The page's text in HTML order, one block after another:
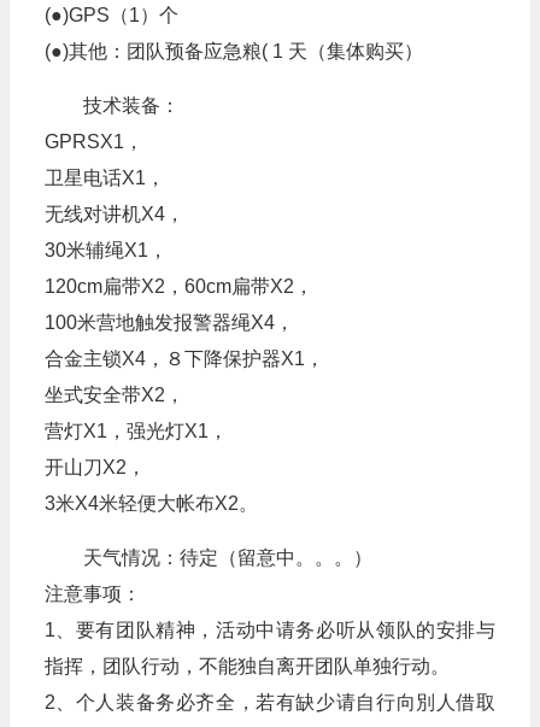
(●)GPS（1）个
(●)其他：团队预备应急粮( 1 天（集体购买）
技术装备：
GPRSX1，
卫星电话X1，
无线对讲机X4，
30米辅绳X1，
120cm扁带X2，60cm扁带X2，
100米营地触发报警器绳X4，
合金主锁X4，８下降保护器X1，
坐式安全带X2，
营灯X1，强光灯X1，
开山刀X2，
3米X4米轻便大帐布X2。
天气情况：待定（留意中。。。）
注意事项：
1、要有团队精神，活动中请务必听从领队的安排与
指挥，团队行动，不能独自离开团队单独行动。
2、个人装备务必齐全，若有缺少请自行向別人借取